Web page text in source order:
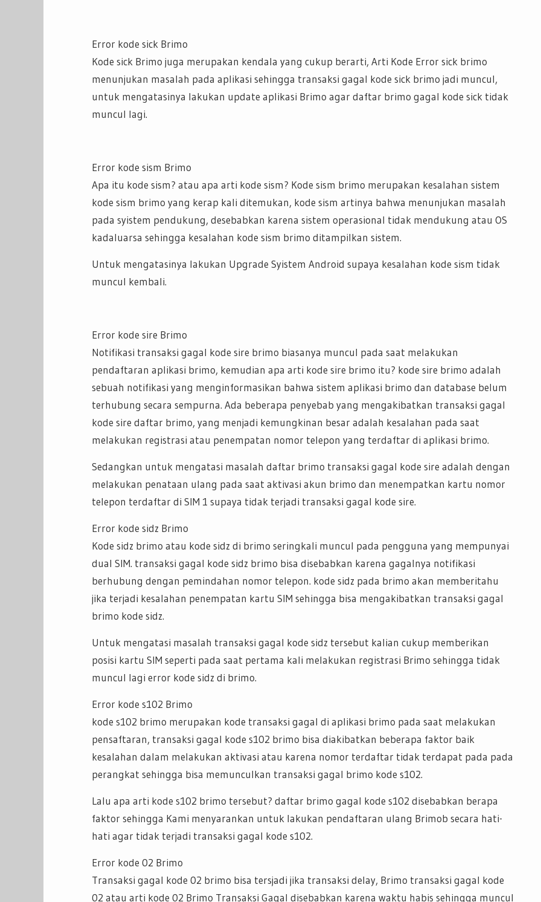
Error kode sick Brimo
Kode sick Brimo juga merupakan kendala yang cukup berarti, Arti Kode Error sick brimo
menunjukan masalah pada aplikasi sehingga transaksi gagal kode sick brimo jadi muncul,
untuk mengatasinya lakukan update aplikasi Brimo agar daftar brimo gagal kode sick tidak
muncul lagi.
Error kode sism Brimo
Apa itu kode sism? atau apa arti kode sism? Kode sism brimo merupakan kesalahan sistem
kode sism brimo yang kerap kali ditemukan, kode sism artinya bahwa menunjukan masalah
pada syistem pendukung, desebabkan karena sistem operasional tidak mendukung atau OS
kadaluarsa sehingga kesalahan kode sism brimo ditampilkan sistem.
Untuk mengatasinya lakukan Upgrade Syistem Android supaya kesalahan kode sism tidak
muncul kembali.
Error kode sire Brimo
Notifikasi transaksi gagal kode sire brimo biasanya muncul pada saat melakukan
pendaftaran aplikasi brimo, kemudian apa arti kode sire brimo itu? kode sire brimo adalah
sebuah notifikasi yang menginformasikan bahwa sistem aplikasi brimo dan database belum
terhubung secara sempurna. Ada beberapa penyebab yang mengakibatkan transaksi gagal
kode sire daftar brimo, yang menjadi kemungkinan besar adalah kesalahan pada saat
melakukan registrasi atau penempatan nomor telepon yang terdaftar di aplikasi brimo.
Sedangkan untuk mengatasi masalah daftar brimo transaksi gagal kode sire adalah dengan
melakukan penataan ulang pada saat aktivasi akun brimo dan menempatkan kartu nomor
telepon terdaftar di SIM 1 supaya tidak terjadi transaksi gagal kode sire.
Error kode sidz Brimo
Kode sidz brimo atau kode sidz di brimo seringkali muncul pada pengguna yang mempunyai
dual SIM. transaksi gagal kode sidz brimo bisa disebabkan karena gagalnya notifikasi
berhubung dengan pemindahan nomor telepon. kode sidz pada brimo akan memberitahu
jika terjadi kesalahan penempatan kartu SIM sehingga bisa mengakibatkan transaksi gagal
brimo kode sidz.
Untuk mengatasi masalah transaksi gagal kode sidz tersebut kalian cukup memberikan
posisi kartu SIM seperti pada saat pertama kali melakukan registrasi Brimo sehingga tidak
muncul lagi error kode sidz di brimo.
Error kode s102 Brimo
kode s102 brimo merupakan kode transaksi gagal di aplikasi brimo pada saat melakukan
pensaftaran, transaksi gagal kode s102 brimo bisa diakibatkan beberapa faktor baik
kesalahan dalam melakukan aktivasi atau karena nomor terdaftar tidak terdapat pada pada
perangkat sehingga bisa memunculkan transaksi gagal brimo kode s102.
Lalu apa arti kode s102 brimo tersebut? daftar brimo gagal kode s102 disebabkan berapa
faktor sehingga Kami menyarankan untuk lakukan pendaftaran ulang Brimob secara hati-
hati agar tidak terjadi transaksi gagal kode s102.
Error kode 02 Brimo
Transaksi gagal kode 02 brimo bisa tersjadi jika transaksi delay, Brimo transaksi gagal kode
02 atau arti kode 02 Brimo Transaksi Gagal disebabkan karena waktu habis sehingga muncul